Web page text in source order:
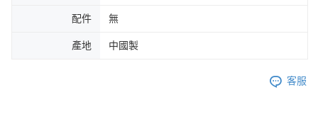
配件 無
產地 中國製
客服